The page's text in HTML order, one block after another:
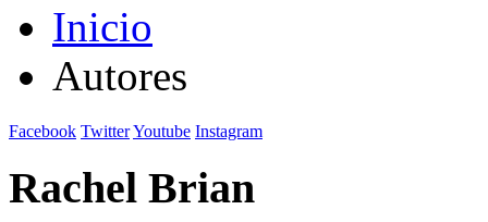
Inicio
Autores
Facebook TwitterYoutube Instagram
Rachel Brian